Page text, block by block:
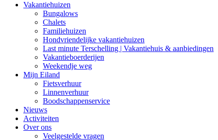
Vakantiehuizen
Bungalows
Chalets
Familiehuizen
Hondvriendelijke vakantiehuizen
Last minute Terschelling | Vakantiehuis & aanbiedingen
Vakantieboerderijen
Weekendje weg
Mijn Eiland
Fietsverhuur
Linnenverhuur
Boodschappenservice
Nieuws
Activiteiten
Over ons
Veelgestelde vragen